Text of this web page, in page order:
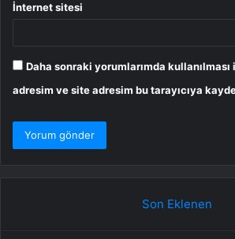
İnternet sitesi
Daha sonraki yorumlarımda kullanılması
adresim ve site adresim bu tarayıcıya
Son Eklenen